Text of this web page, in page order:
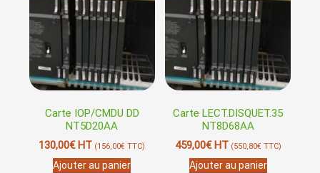
Carte IOP/CMDU DD
NT5D20AA
130,00€HT (156,00€ TTC)
Ajouter au panier
Carte LECT.DISQUET.35
NT8D68AA
459,00€HT (550,80€TTC)
Ajouter au panier